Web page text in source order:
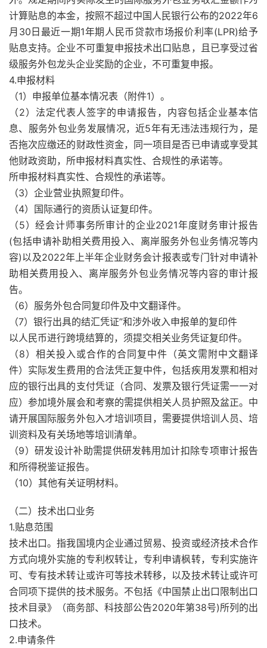
计算贴息的本金，按照不超过中国人民银行公布的2022年6
月30日最近一期1年期人民币贷款市场报价利率(LPR)给予
贴息支持。企业不可重复申报技术出口贴息，且已享受过省
级服务外包龙头企业奖励的企业，不可重复申报。
4.申报材料
（1）申报单位基本情况表（附件1）。
（2）法定代表人签字的申请报告，内容包括企业基本信
息、服务外包业务发展情况，近5年有无违法违规行为，是
否拖次应缴还的财政性资金，同一项目是否已申请或享受其
他财政资助，所申报材料真实性、合规性的承诺等。
所申报材料真实性、合规性的承诺等。
（3）企业营业执照复印件。
（4）国际通行的资质认证复印件。
（5）经会计师事务所审计的企业2021年度财务审计报告
(包括申请补助相关费用投入、离岸服务外包业务情况等内
容)以及2022年上半年企业财务会计报表或专门针对申请补
助相关费用投入、离岸服务外包业务情况等内容的审计报
告。
（6）服务外包合同复印件及中文翻译件。
（7）银行出具的结汇凭证”和涉外收入申报单的复印件
以人民币进行跨境结算的，须提交相关业务凭证复印件。
（8）相关投入或合作的合同复中件（英文需附中文翻译
件）实际发生费用的合法凭正复中件，包括疾用发票和相对
应的银行出具的支付凭证（合同、发票及银行凭证需一一对
应）参加境外展会和考察的需提供相关人员护照及盆正。中
请开展国际服务外包入才培训项目，需要提供培训人员、培
训资料及有关场地等培训清单。
（9）研发设计补助需提供研发韩用加计扣除专项审计报告
和所得税鉴证报告。
（10）其他有关证明材料。
（二）技术出口业务
1.贴息范围
技术出口。指我国境内企业通过贸易、投资或经济技术合作
方式向境外实施的专利权转让，专利申请枫转，专利实施许
可、专有技术转让或许可等技术转移，以及技术转让或许可
合同项下提供的技术服务。不包括《中国禁止出口限制出口
技术目录》（商务部、科技部公告2020年第38号)所列的出
口技术。
2.申请条件